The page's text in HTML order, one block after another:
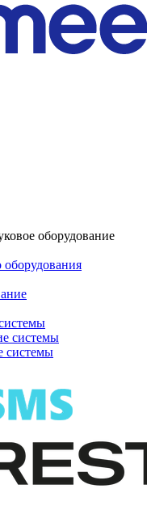
оборудование
оборудования
системы
системы